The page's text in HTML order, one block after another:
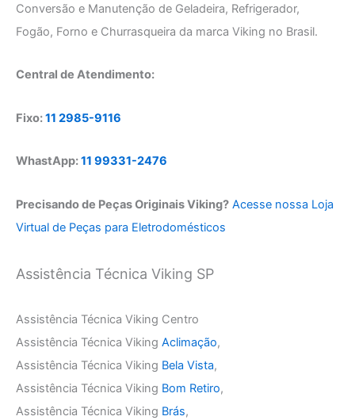
Conversão e Manutenção de Geladeira, Refrigerador,
Fogão, Forno e Churrasqueira da marca Viking no Brasil.
Central de Atendimento:
Fixo:11 2985-9116
WhastApp:11 99331-2476
Precisando de Peças Originais Viking? Acesse nossa Loja
Virtual de Peças para Eletrodomésticos
Assistência Técnica Viking SP
Assistência Técnica Viking Centro
Assistência Técnica Viking Aclimação,
Assistência Técnica Viking Bela Vista,
Assistência Técnica Viking Bom Retiro,
Assistência Técnica Viking Brás,